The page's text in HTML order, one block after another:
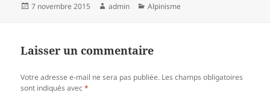
Publié
7 novembre 2015 Auteur
admin Catégories
Alpinisme
Laisser un commentaire
Votre adresse e-mail ne sera pas publiée. Les champs obligatoires
sont indiqués avec*